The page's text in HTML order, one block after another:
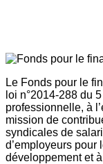
Le Fonds pour le
loi n°2014-288 du
professionnelle, à
mission de
syndicales de
d’employeurs pour
développement et